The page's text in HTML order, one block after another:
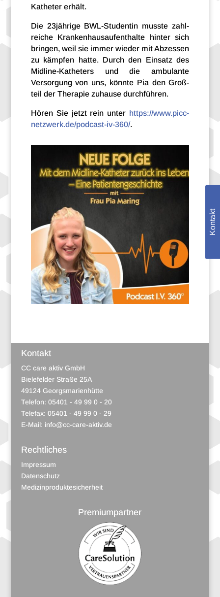
Katheter erhält.
Die 23jährige BWL-Studentin musste zahl­
rei­che Kran­ken­haus­auf­ent­halte hinter sich
brin­gen, weil sie immer wieder mit Abzes­sen
zu kämp­fen hatte. Durch den Einsatz des
Midline-Katheters und die ambu­lante
Versor­gung von uns, könnte Pia den Groß­
teil der Thera­pie zuhause durchführen.
Hören Sie jetzt rein unter https://www.picc-
netzwerk.de/podcast-iv-360/.
Kontakt
CC care aktiv GmbH
Bielefelder Straße 25A
49124 Georgsmarienhütte
Telefon: 05401 - 49 99 0 - 20
Telefax: 05401 - 49 99 0 - 29
E-Mail: info@cc-care-aktiv.de
Rechtliches
Impressum
Datenschutz
Medizinproduktesicherheit
Premiumpartner
Kontakt